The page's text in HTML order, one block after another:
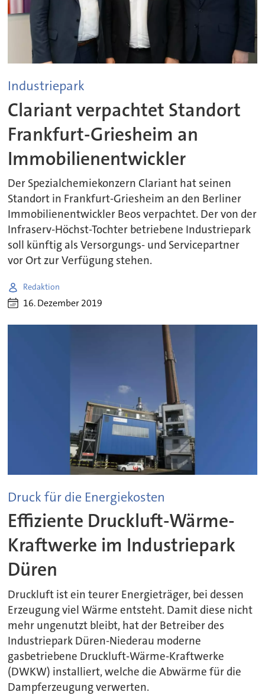
Industriepark
Clariant verpachtet Standort
Frankfurt-Griesheim an
Immobilienentwickler
Der Spezialchemiekonzern Clariant hat seinen
Standort in Frankfurt-Griesheim an den Berliner
Immobilienentwickler Beos verpachtet. Der von der
Infraserv-Höchst-Tochter betriebene Industriepark
soll künftig als Versorgungs- und Servicepartner
vor Ort zur Verfügung stehen.
Redaktion
16. Dezember 2019
Druck für die Energiekosten
Effiziente Druckluft-Wärme-
Kraftwerke im Industriepark
Düren
Druckluft ist ein teurer Energieträger, bei dessen
Erzeugung viel Wärme entsteht. Damit diese nicht
mehr ungenutzt bleibt, hat der Betreiber des
Industriepark Düren-Niederau moderne
gasbetriebene Druckluft-Wärme-Kraftwerke
(DWKW) installiert, welche die Abwärme für die
Dampferzeugung verwerten.